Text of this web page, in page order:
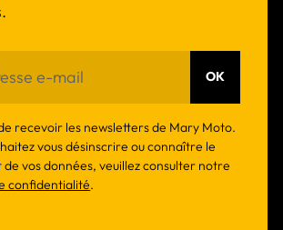
OK
recevoir les newsletters de Mary Moto.
vous désinscrire ou connaître le
vos données, veuillez consulter notre
confidentialité.